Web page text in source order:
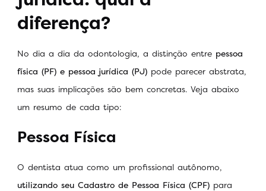
diferença?
No dia a dia da odontologia, a distinção entre pessoa
física (PF) e pessoa jurídica (PJ) pode parecer abstrata,
mas suas implicações são bem concretas. Veja abaixo
um resumo de cada tipo:
Pessoa Física
O dentista atua como um profissional autônomo,
utilizando seu Cadastro de Pessoa Física (CPF) para